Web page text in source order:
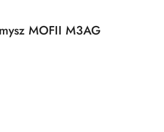
MOFII M3AG